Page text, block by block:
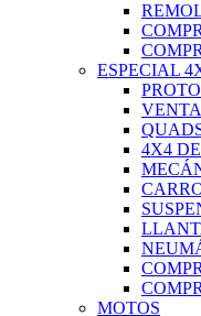
ESPECIAL
4X4
MOTOS